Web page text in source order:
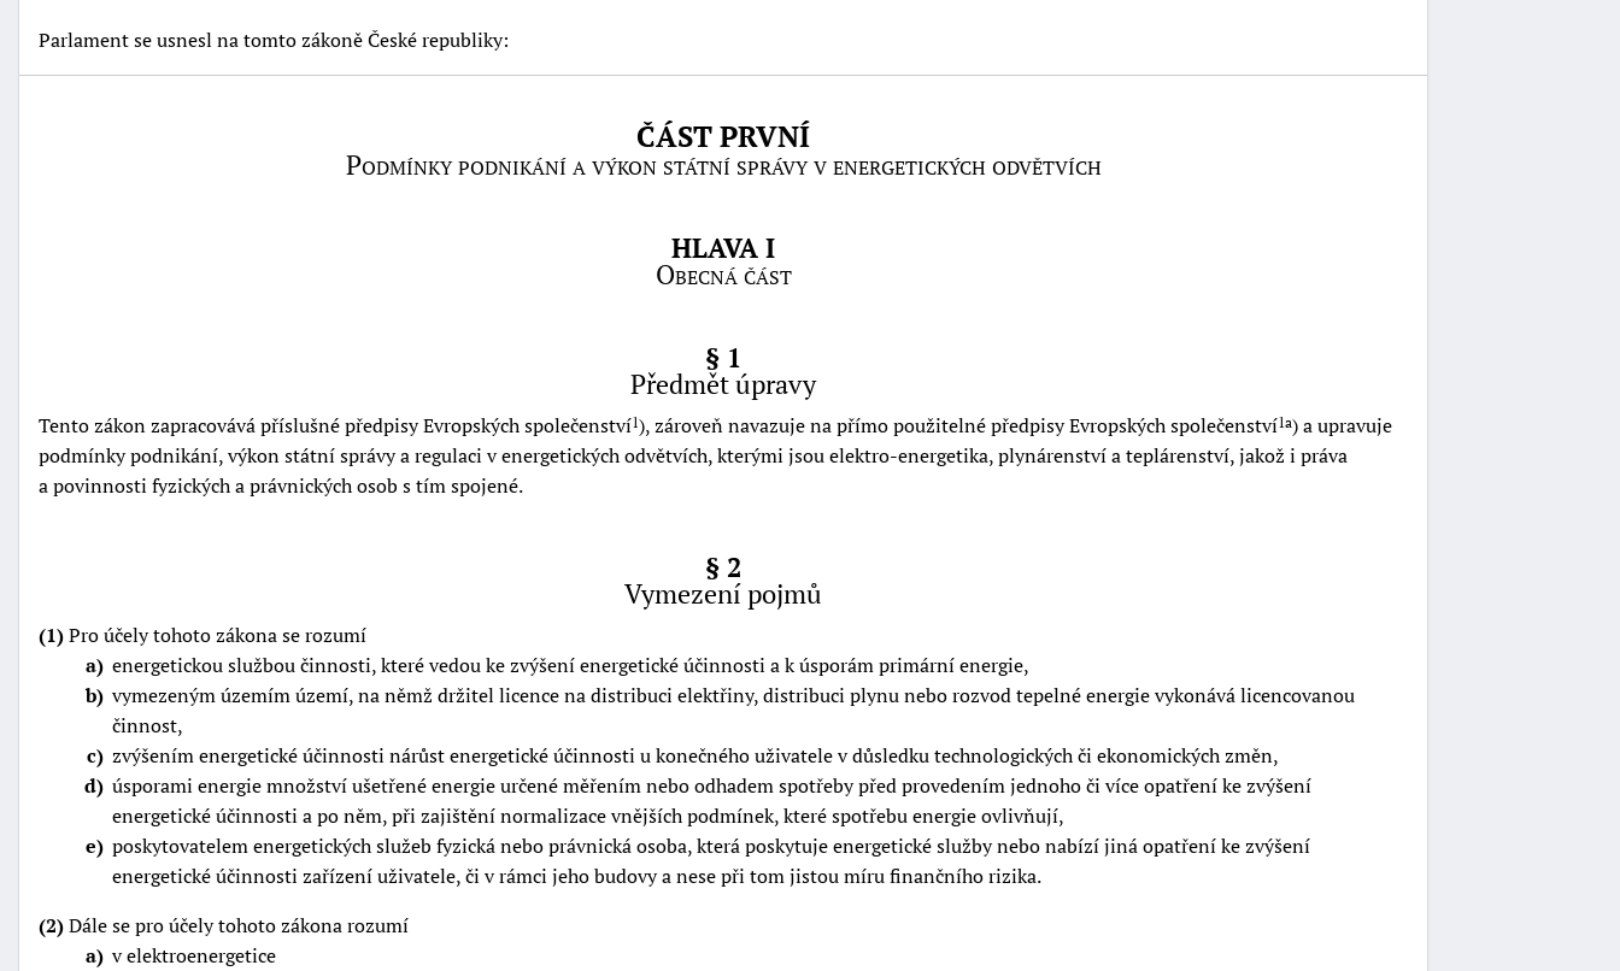
Parlament se usnesl na tomto zákoně České republiky:
ČÁST PRVNÍ
Podmínky podnikání a výkon státní správy v energetických odvětvích
HLAVA I
Obecná část
§ 1
Předmět úpravy
Tento zákon zapracovává příslušné předpisy Evropských společenství1), zároveň navazuje na přímo použitelné předpisy Evropských společenství1a) a upravuje
podmínky podnikání, výkon státní správy a regulaci v energetických odvětvích, kterými jsou elektro-energetika, plynárenství a teplárenství, jakož i práva
a povinnosti fyzických a právnických osob s tím spojené.
§ 2
Vymezení pojmů
(1)Pro účely tohoto zákona se rozumí
a energetickou službou činnosti, které vedou ke zvýšení energetické účinnosti a k úsporám primární energie,
b vymezeným územím území, na němž držitel licence na distribuci elektřiny, distribuci plynu nebo rozvod tepelné energie vykonává licencovanou
činnost,
c zvýšením energetické účinnosti nárůst energetické účinnosti u konečného uživatele v důsledku technologických či ekonomických změn,
d úsporami energie množství ušetřené energie určené měřením nebo odhadem spotřeby před provedením jednoho či více opatření ke zvýšení
energetické účinnosti a po něm, při zajištění normalizace vnějších podmínek, které spotřebu energie ovlivňují,
e poskytovatelem energetických služeb fyzická nebo právnická osoba, která poskytuje energetické služby nebo nabízí jiná opatření ke zvýšení
energetické účinnosti zařízení uživatele, či v rámci jeho budovy a nese při tom jistou míru finančního rizika.
(2)Dále se pro účely tohoto zákona rozumí
a v elektroenergetice